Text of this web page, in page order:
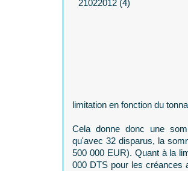
limitation en fonction du
Cela donne donc une
qu'avec 32 disparus, la
500 000 EUR). Quant à la
000 DTS pour les créances